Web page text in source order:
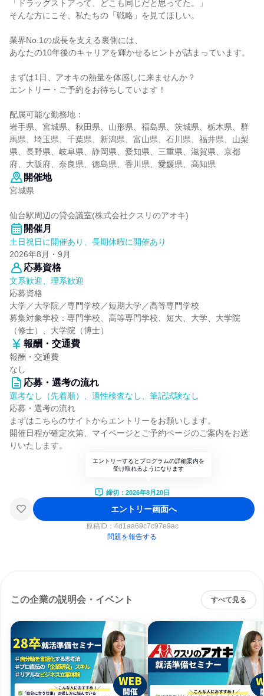
「ドラッグストアって、どこも同じだと思ってた。」
そんな方にこそ、私たちの「戦略」を見てほしい。
業界No.1の成長を支える裏側には、
あなたの10年後のキャリアを輝かせるヒントが詰まっています。
まずは1日、アオキの熱量を体感しに来ませんか？
エントリー・ご予約をお待ちしています！
配属可能な勤務地：
岩手県、宮城県、秋田県、山形県、福島県、茨城県、栃木県、群
馬県、埼玉県、千葉県、新潟県、富山県、石川県、福井県、山梨
県、長野県、岐阜県、静岡県、愛知県、三重県、滋賀県、京都
府、大阪府、奈良県、徳島県、香川県、愛媛県、高知県
開催地
宮城県
仙台駅周辺の貸会議室(株式会社クスリのアオキ)
開催月
土日祝日に開催あり、長期休暇に開催あり
2026年8月・9月
応募資格
文系歓迎、理系歓迎
応募資格
大学／大学院／専門学校／短期大学／高等専門学校
募集対象学校：専門学校、高等専門学校、短大、大学、大学院
（修士）、大学院（博士）
報酬・交通費
報酬・交通費
なし
応募・選考の流れ
選考なし（先着順）、適性検査なし、筆記試験なし
応募・選考の流れ
まずはこちらのサイトからエントリーをお願いします。
開催日程が確定次第、マイページとご予約ページのご案内をお送
りいたします。
エントリーするとプログラムの詳細案内を
受け取れるようになります
締切：2026年8月20日
エントリー画面へ
原稿ID： 4d1aa69c7c97e9ac
問題を報告する
この企業の説明会・イベント すべて見る